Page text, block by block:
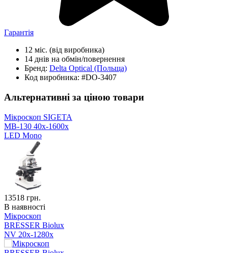
Гарантія
12 міс. (від виробника)
14 днів на обмін/повернення
Бренд: Delta Optical (Польща)
Код виробника: #DO-3407
Альтернативні за ціною товари
Мікроскоп SIGETA
MB-130 40x-1600x
LED Mono
13518 грн.
В наявності
Мікроскоп
BRESSER Biolux
NV 20x-1280x